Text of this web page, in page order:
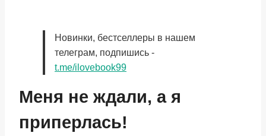
Новинки, бестселлеры в нашем
телеграм, подпишись -
t.me/ilovebook99
Меня не ждали, а я
приперлась!